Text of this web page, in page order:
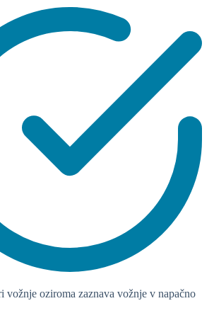
vožnje oziroma zaznava vožnje v napačno